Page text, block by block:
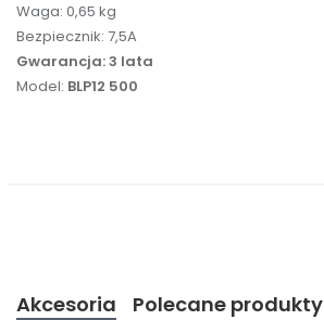
Waga: 0,65 kg
Bezpiecznik: 7,5A
Gwarancja: 3 lata
Model: BLP12 500
Akcesoria Polecane produkty